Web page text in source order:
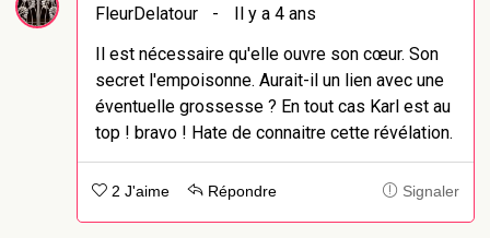
FleurDelatour -
Il y a 4 ans
Il est nécessaire qu'elle ouvre son cœur. Son
secret l'empoisonne. Aurait-il un lien avec une
éventuelle grossesse ? En tout cas Karl est au
top ! bravo ! Hate de connaitre cette révélation.
2 J'aime Répondre Signaler